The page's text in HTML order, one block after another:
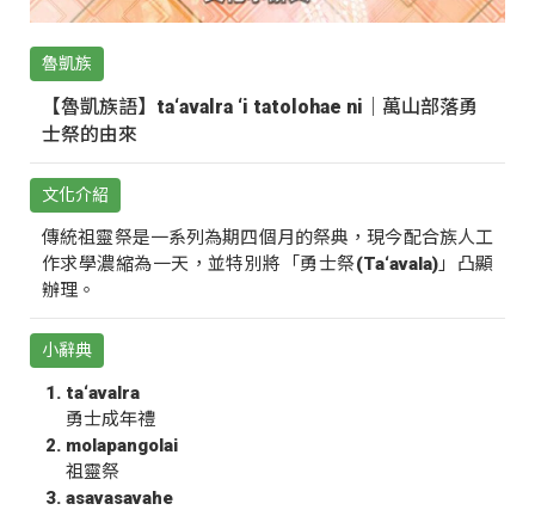
魯凱族
【魯凱族語】ta‘avalra ‘i tatolohae ni｜萬山部落勇
士祭的由來
文化介紹
傳統祖靈祭是一系列為期四個月的祭典，現今配合族人工
作求學濃縮為一天，並特別將「勇士祭(Ta‘avala)」凸顯
辦理。
小辭典
ta‘avalra
勇士成年禮
molapangolai
祖靈祭
asavasavahe